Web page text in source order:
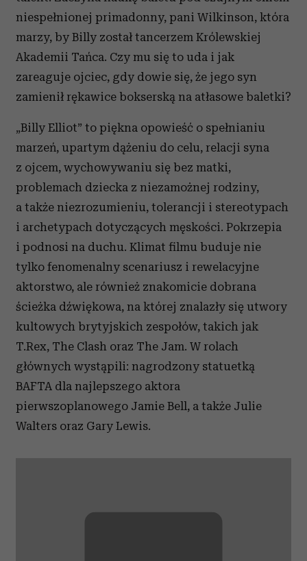
niespełnionej primadonny, pani Wilkinson, która
marzy, by Billy został tancerzem Królewskiej
Akademii Tańca. Czy mu się to uda i jak
zareaguje ojciec, gdy dowie się, że jego syn
zamienił rękawice bokserską na atłasowe baletki?
„Billy Elliot” to piękna opowieść o spełnianiu
marzeń, upartym dążeniu do celu, relacji syna
z ojcem, wychowywaniu się bez matki,
problemach dziecka z niezamożnej rodziny,
a także niezrozumieniu, tolerancji i stereotypach
i archetypach dotyczących męskości. Pokrzepia
i podnosi na duchu. Klimat filmu buduje nie
tylko fenomenalny scenariusz i rewelacyjne
aktorstwo, ale również znakomicie dobrana
ścieżka dźwiękowa, na której znalazły się utwory
kultowych brytyjskich zespołów, takich jak
T.Rex, The Clash oraz The Jam. W rolach
głównych wystąpili: nagrodzony statuetką
BAFTA dla najlepszego aktora
pierwszoplanowego Jamie Bell, a także Julie
Walters oraz Gary Lewis.